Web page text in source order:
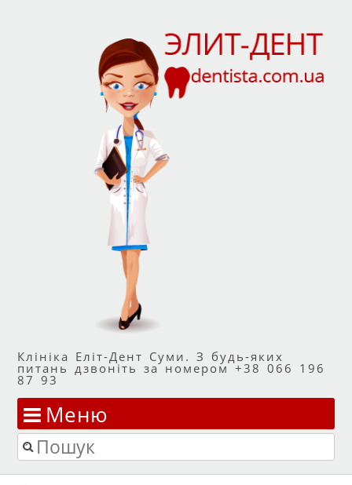
Клініка Еліт-Дент Суми. З будь-яких
питань дзвоніть за номером +38 066 196
87 93
Меню
Перейти до змісту
Пошук